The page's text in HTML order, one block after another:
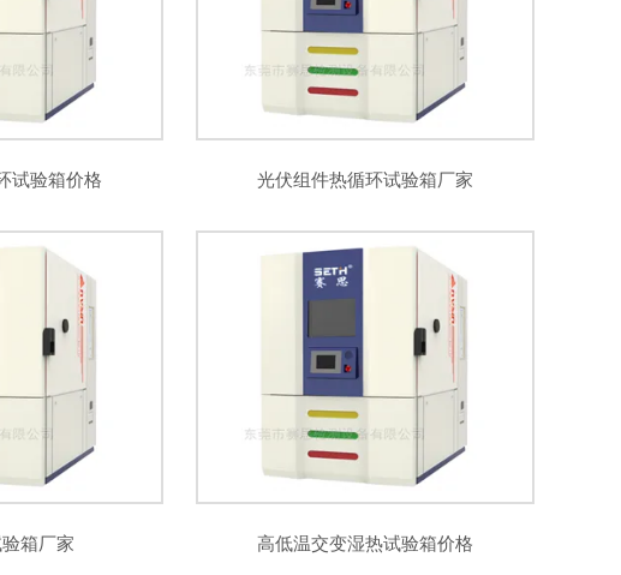
试验箱价格 光伏组件热循环试验箱厂家
箱厂家 高低温交变湿热试验箱价格